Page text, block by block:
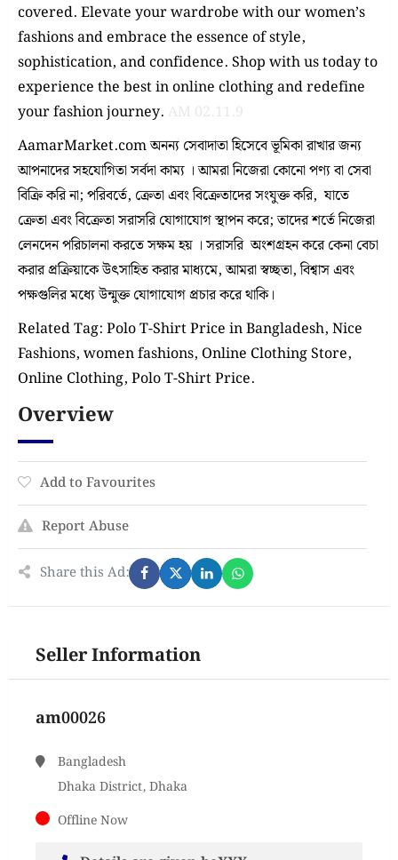
covered. Elevate your wardrobe with our women’s
fashions and embrace the essence of style,
sophistication, and confidence. Shop with us today to
experience the best in online clothing and redefine
your fashion journey.
AamarMarket.com অনন্য সেবাদাতা হিসেবে ভূমিকা রাখার জন্য
আপনাদের সহযোগিতা সর্বদা কাম্য । আমরা নিজেরা কোনো পণ্য বা সেবা
বিক্রি করি না; পরিবর্তে, ক্রেতা এবং বিক্রেতাদের সংযুক্ত করি, যাতে
ক্রেতা এবং বিক্রেতা সরাসরি যোগাযোগ স্থাপন করে; তাদের শর্তে নিজেরা
লেনদেন পরিচালনা করতে সক্ষম হয় । সরাসরি অংশগ্রহন করে কেনা বেচা
করার প্রক্রিয়াকে উৎসাহিত করার মাধ্যমে, আমরা স্বচ্ছতা, বিশ্বাস এবং
পক্ষগুলির মধ্যে উন্মুক্ত যোগাযোগ প্রচার করে থাকি।
Related Tag: Polo T-Shirt Price in Bangladesh, Nice
Fashions, women fashions, Online Clothing Store,
Online Clothing, Polo T-Shirt Price.
Overview
Add to Favourites
Report Abuse
Share this Ad:
Seller Information
am00026
Bangladesh
Dhaka District, Dhaka
Offline Now